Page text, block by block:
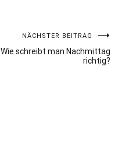
NÄCHSTER BEITRAG
Wie schreibt man Nachmittag
richtig?